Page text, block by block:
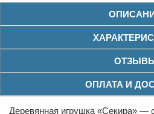
ОПЛАТА И
Деревянная игрушка «Секира» —